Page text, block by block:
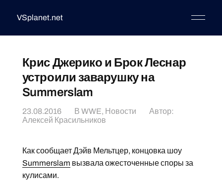
VSplanet.net
Крис Джерико и Брок Леснар
устроили заварушку на
Summerslam
23.08.2016 В WWE, Новости
Автор:
Алексей Красильников
Как сообщает Дэйв Мельтцер, концовка шоу
Summerslam вызвала ожесточенные споры за
кулисами.